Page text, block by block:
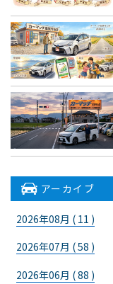
アーカイブ
2026年08月 ( 11 )
2026年07月 ( 58 )
2026年06月 ( 88 )